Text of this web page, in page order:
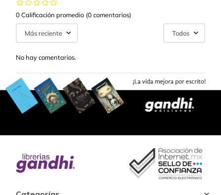
0 Calificación promedio (0 comentarios)
Más reciente Todos
No hay comentarios.